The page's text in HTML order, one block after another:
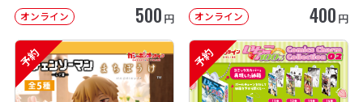
オンライン 500 円 オンライン 400 円
予約 予約